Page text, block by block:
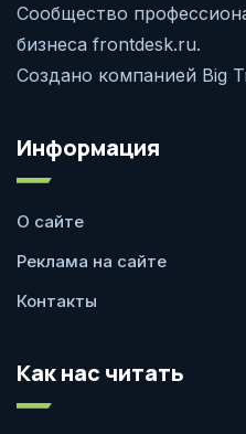
Сообщество
бизнеса frontdesk.ru.
Создано компанией Big
Информация
О сайте
Реклама на сайте
Контакты
Как нас читать